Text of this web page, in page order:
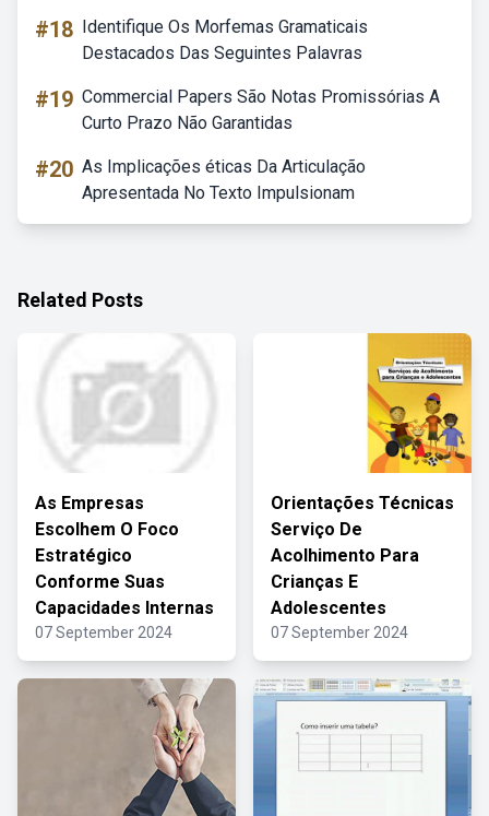
#18 Identifique Os Morfemas Gramaticais
Destacados Das Seguintes Palavras
#19 Commercial Papers São Notas Promissórias A
Curto Prazo Não Garantidas
#20 As Implicações éticas Da Articulação
Apresentada No Texto Impulsionam
Related Posts
As Empresas
Escolhem O Foco
Estratégico
Conforme Suas
Capacidades Internas
07 September 2024
Orientações Técnicas
Serviço De
Acolhimento Para
Crianças E
Adolescentes
07 September 2024